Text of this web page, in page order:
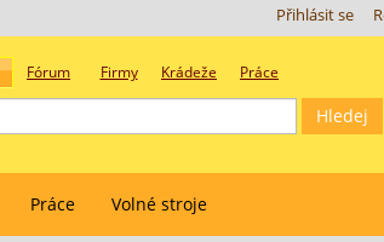
Přihlásit se
Fórum Firmy Krádeže Práce
Práce Volné stroje